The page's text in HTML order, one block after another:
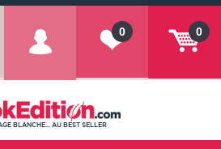
0
0
BLANCHE... AU BEST SELLER